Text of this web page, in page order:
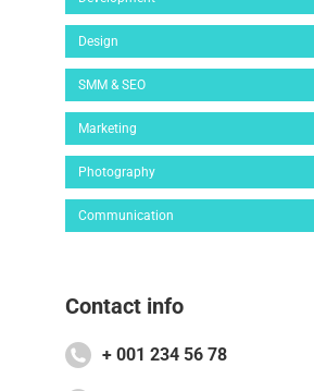
Design
SMM & SEO
Marketing
Photography
Communication
Contact info
+ 001 234 56 78